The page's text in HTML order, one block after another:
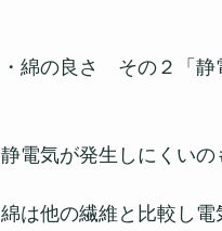
・綿の良さ　その２「静
静電気が発生しにくいの
綿は他の繊維と比較し